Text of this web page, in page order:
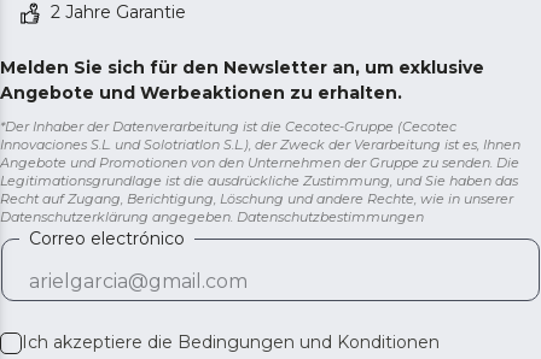
2 Jahre Garantie
Melden Sie sich für den Newsletter an, um exklusive
Angebote und Werbeaktionen zu erhalten.
*Der Inhaber der Datenverarbeitung ist die Cecotec-Gruppe (Cecotec
Innovaciones S.L. und Solotriatlon S.L.), der Zweck der Verarbeitung ist es, Ihnen
Angebote und Promotionen von den Unternehmen der Gruppe zu senden. Die
Legitimationsgrundlage ist die ausdrückliche Zustimmung, und Sie haben das
Recht auf Zugang, Berichtigung, Löschung und andere Rechte, wie in unserer
Datenschutzerklärung angegeben. Datenschutzbestimmungen
Correo electrónico
Ich akzeptiere die Bedingungen und Konditionen